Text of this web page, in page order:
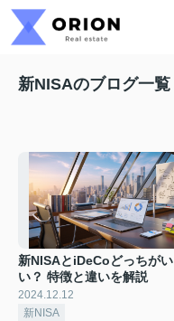
新NISAのブログ一覧
新NISAとiDeCoどっちがい
い？ 特徴と違いを解説
2024.12.12
新NISA